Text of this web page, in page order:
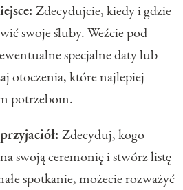
Zdecydujcie, kiedy i gdzie
swoje śluby. Weźcie pod
specjalne daty lub
otoczenia, które najlepiej
potrzebom.
Zdecyduj, kogo
swoją ceremonię i stwórz listę
spotkanie, możecie rozważyć